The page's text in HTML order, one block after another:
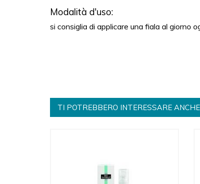
Modalità d'uso:
si consiglia di applicare una fiala al giorno
TI POTREBBERO INTERESSARE